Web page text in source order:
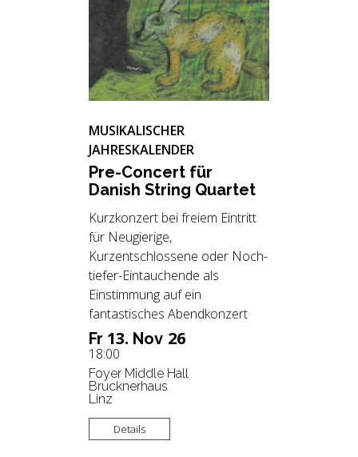
Fr 13. Nov 26
18:00
Foyer Middle Hall
Brucknerhaus
Linz
MUSIKALISCHER
JAHRESKALENDER
Pre-Con­cert für
Da­nish String Quar­tet
Kurzkonzert bei freiem Eintritt
für Neugierige,
Kurzentschlossene oder Noch-
tiefer-Eintauchende als
Einstimmung auf ein
fantastisches Abendkonzert
Details